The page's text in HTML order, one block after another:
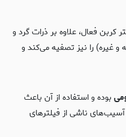
کربن فعال، علاوه بر ذرات گرد و
و غیره) را نیز تصفیه می‌کند و
بوده و استفاده از آن باعث
آسیب‌های ناشی از فیلترهای